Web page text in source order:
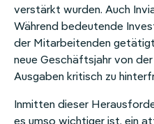
verstärkt wurden. Auch
Während bedeutende
der Mitarbeitenden
neue Geschäftsjahr von
Ausgaben kritisch zu
Inmitten dieser